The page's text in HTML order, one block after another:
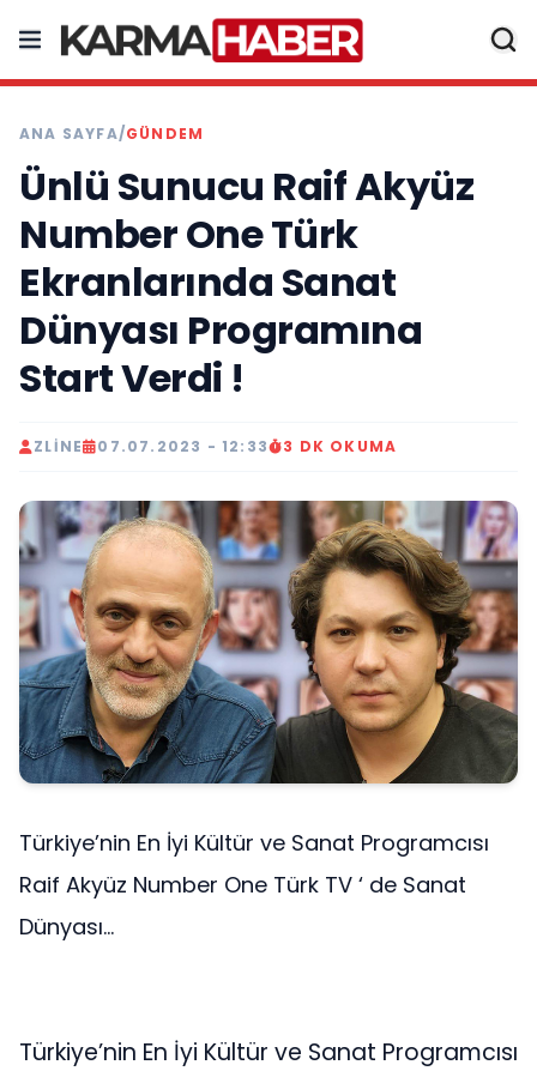
ANA SAYFA/GÜNDEM
Ünlü Sunucu Raif Akyüz
Number One Türk
Ekranlarında Sanat
Dünyası Programına
Start Verdi !
ZLINE 07.07.2023 - 12:33 3 DK OKUMA
Türkiye’nin En İyi Kültür ve Sanat Programcısı
Raif Akyüz Number One Türk TV ‘ de Sanat
Dünyası...
Türkiye’nin En İyi Kültür ve Sanat Programcısı